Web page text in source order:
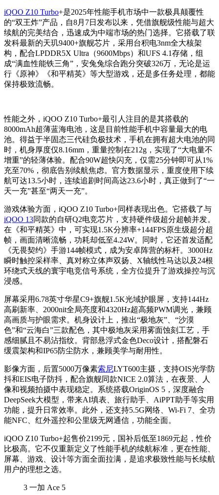
iQOO Z10 Turbo+是2025年性能手机市场中一款极具颠覆性
的“双王炸”产品，自8月7日发布以来，凭借旗舰级性能与超大
续航的完美结合，迅速成为中端市场的热门选择。它搭载了联
发科最新的天玑9400+旗舰芯片，采用台积电3nm全大核架
构，配合LPDDR5X Ultra（9600Mbps）和UFS 4.1存储，组
成“满血性能铁三角”，安兔兔综合跑分突破326万，无论是运
行《原神》《和平精英》等大型游戏，还是多任务处理，都能
保持极致流畅。
性能之外，iQOO Z10 Turbo+最引人注目的是其搭载的
8000mAh超薄蓝海电池，这是目前性能手机中容量最大的电
池。得益于半固态三代硅负极技术，手机在拥有超大电池的同
时，机身厚度仅8.16mm，重量控制在212g，实现了“大电量不
增重”的轻薄体验。配合90W超快闪充，仅需25分钟即可从1%
充至70%，彻底告别续航焦虑。官方数据显示，重度使用下续
航可达13.5小时，连续追剧时间高达23.6小时，真正做到了“一
天一充”甚至“两天一充”。
游戏体验方面，iQOO Z10 Turbo+同样表现出色。它搭载了与
iQOO 13同款的自研Q2电竞芯片，支持硬件级超分超帧并发。
在《和平精英》中，可实现1.5K分辨率+144FPS原生级超分超
帧，画面清晰流畅，功耗却低至4.24W。同时，它还首发适配
《无畏契约》手游144帧模式，成为安卓阵营的标杆。3000Hz
瞬时触控采样率、真对称立体声双扬、X轴线性马达以及24根
环绕式天线的寰宇电竞信号系统，全方位提升了游戏操控与沉
浸感。
屏幕采用6.78英寸华星C9+旗舰1.5K光域护眼屏，支持144Hz
高刷新率、2000nit全局亮度和4320Hz超高频PWM调光，兼顾
高画质与护眼需求。机身设计上，推出“极地灰”、“沙漠
色”和“云海白”三款配色，其中极地灰采用雾面蚀刻工艺，手
感细腻且不易沾指纹。背部悬浮式金色Deco设计，搭配磐石
缓震架构和IP65防尘防水，兼顾美学与耐用性。
影像方面，后置5000万像素索尼LYT600主摄，支持OIS光学防
抖和EIS电子防抖，配合旗舰同款NICE 2.0算法，在夜景、人
像和视频拍摄中表现稳定。系统搭载OriginOS 5，深度融合
DeepSeek大模型，带来AI填表、旅行助手、AiPPT助手等实用
功能，提升日常效率。此外，还支持5.5G网络、Wi-Fi 7、全功
能NFC、红外遥控和公里级无网通信，功能全面。
iQOO Z10 Turbo+起售价2199元，国补后低至1869元起，性价
比极高。它不仅重新定义了性能手机的续航标准，更在性能、
屏幕、游戏、设计等方面全面拉满，是追求极致性能与长续航
用户的理想之选。
3 一加 Ace 5